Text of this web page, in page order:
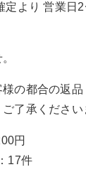
定より 営業日
様の都合の返
了承ください
円
17件